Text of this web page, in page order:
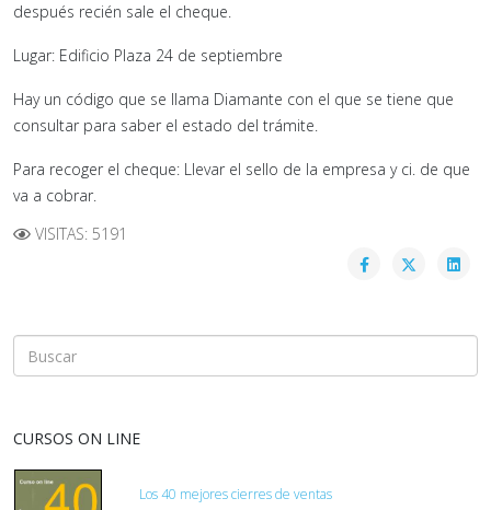
después recién sale el cheque.
Lugar: Edificio Plaza 24 de septiembre
Hay un código que se llama Diamante con el que se tiene que
consultar para saber el estado del trámite.
Para recoger el cheque: Llevar el sello de la empresa y ci. de que
va a cobrar.
VISITAS: 5191
CURSOS ON LINE
Los 40 mejores cierres de ventas